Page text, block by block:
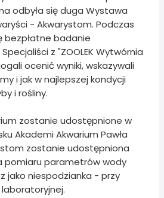
odbyła się duga Wystawa
- Akwarystom. Podczas
bezpłatne badanie
z "ZOOLEK Wytwórnia
ocenić wyniki, wskazywali
i jak w najlepszej kondycji
i rośliny.
zostanie udostępnione w
Akademi Akwarium Pawła
zostanie udostępniona
pomiaru parametrów wody
jako niespodzianka - przy